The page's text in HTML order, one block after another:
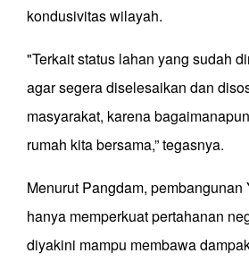
kondusivitas wilayah.
"Terkait status lahan yang sudah
agar segera diselesaikan dan
masyarakat, karena
rumah kita bersama,” tegasnya.
Menurut Pangdam, pembangunan
hanya memperkuat pertahanan
diyakini mampu membawa